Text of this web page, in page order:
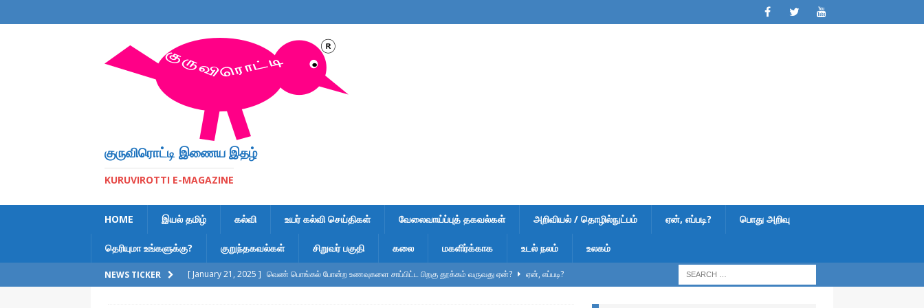
குருவிரொட்டி இணைய இதழ்
KURUVIROTTI E-MAGAZINE
HOME இயல் தமிழ் கல்வி உயர் கல்வி செய்திகள் வேலைவாய்ப்புத் தகவல்கள் அறிவியல் / தொழில்நுட்பம் ஏன், எப்படி? பொது அறிவு
தெரியுமா உங்களுக்கு? குறுந்தகவல்கள் சிறுவர் பகுதி கலை மகளிர்க்காக உடல் நலம் உலகம்
NEWS TICKER [ January 21, 2025 ] வெண் பொங்கல் போன்ற உணவுகளை சாப்பிட்ட பிறகு தூக்கம் வருவது ஏன்?
ஏன், எப்படி?